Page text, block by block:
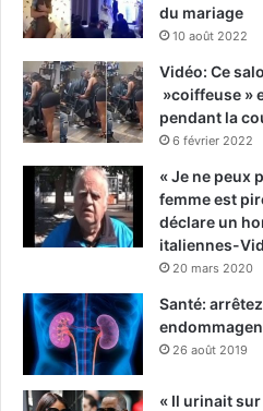
du mariage
10 août 2022
Vidéo: Ce
»coiffeuse »
pendant la
6 février 2022
« Je ne peux
femme est
déclare un
italiennes-
20 mars 2020
Santé:
26 août 2019
« Il urinait